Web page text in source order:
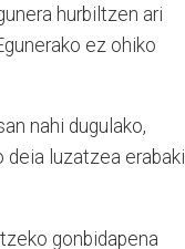
hurbiltzen ari
ez ohiko
nahi dugulako,
deia luzatzea erabaki
gonbidapena